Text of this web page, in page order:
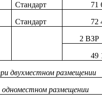
Стандарт 71
Стандарт 72
2 ВЗР
49
двухместном размещении
одноместном размещении